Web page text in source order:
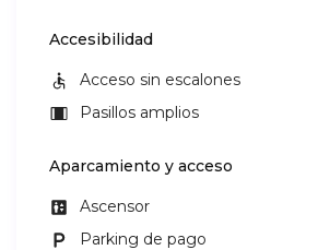
Accesibilidad
Acceso sin escalones
Pasillos amplios
Aparcamiento y acceso
Ascensor
Parking de pago